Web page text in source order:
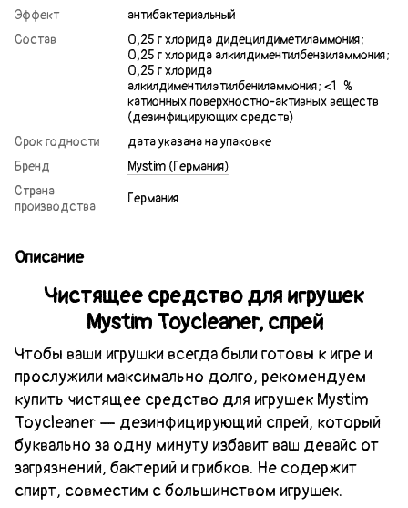
Эффект
антибактериальный
Состав
0,25 г хлорида дидецилдиметиламмония;
0,25 г хлорида алкилдиментилбензиламмония;
0,25 г хлорида
алкилдиментилэтилбениламмония; <1 %
катионных поверхностно-активных веществ
(дезинфицирующих средств)
Срок годности
дата указана на упаковке
Бренд
Mystim (Германия)
Страна
производства
Германия
Описание
Чистящее средство для игрушек
Mystim Toycleaner, спрей
Чтобы ваши игрушки всегда были готовы к игре и
прослужили максимально долго, рекомендуем
купить чистящее средство для игрушек Mystim
Toycleaner — дезинфицирующий спрей, который
буквально за одну минуту избавит ваш девайс от
загрязнений, бактерий и грибков. Не содержит
спирт, совместим с большинством игрушек.